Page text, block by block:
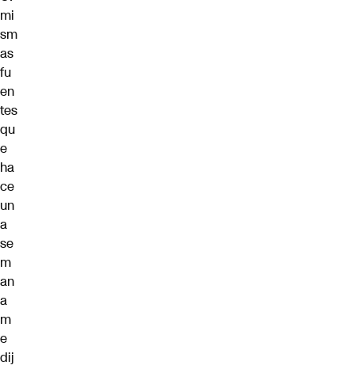
mi
sm
as
fu
en
tes
qu
e
ha
ce
un
a
se
m
an
a
m
e
dij